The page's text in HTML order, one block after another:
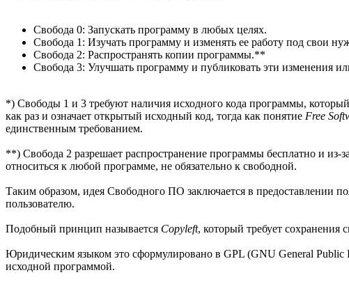
Свобода 0: Запускать программу в любых целях.
Свобода 1: Изучать программу и изменять ее работу под свои
Свобода 2: Распространять копии программы.**
Свобода 3: Улучшать программу и публиковать эти изменения
*) Свободы 1 и 3 требуют наличия исходного кода программы,
как раз и означает открытый исходный код, тогда как понятие Free
единственным требованием.
**) Свобода 2 разрешает распространение программы бесплатно и из-
относиться к любой программе, не обязательно к свободной.
Таким образом, идея Свободного ПО заключается в предоставлении
пользователю.
Подобный принцип называется Copyleft, который требует
Юридическим языком это сформулировано в GPL (GNU General Public
исходной программой.